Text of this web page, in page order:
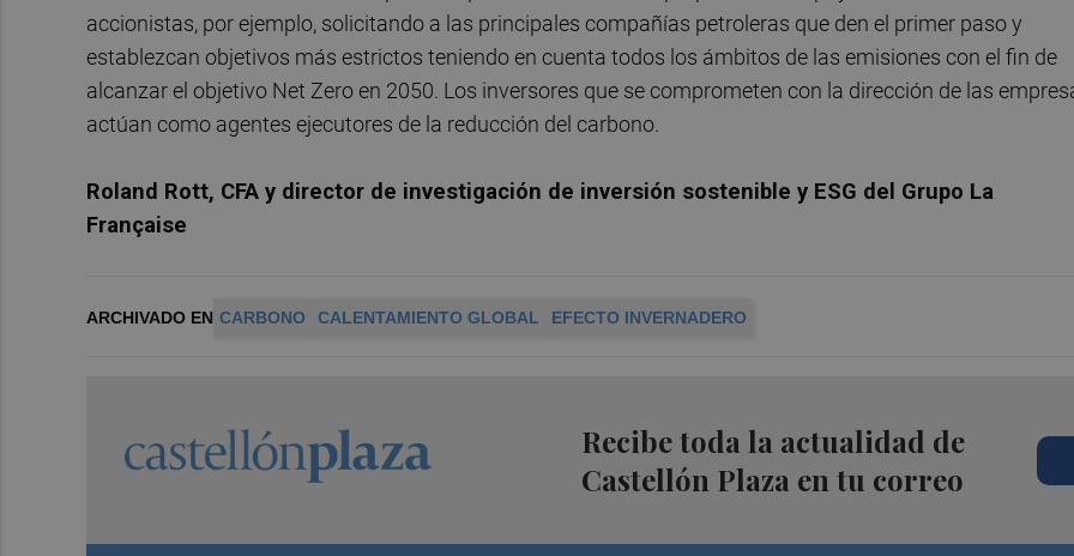
accionistas, por ejemplo, solicitando a las principales compañías petroleras que den el primer paso y
establezcan objetivos más estrictos teniendo en cuenta todos los ámbitos de las emisiones con el fin de
alcanzar el objetivo Net Zero en 2050. Los inversores que se comprometen con la dirección de las
actúan como agentes ejecutores de la reducción del carbono.
Roland Rott, CFA y director de investigación de inversión sostenible y ESG del Grupo La
Française
ARCHIVADO EN CARBONO CALENTAMIENTO GLOBAL EFECTO INVERNADERO
Recibe toda la actualidad de
Castellón Plaza en tu correo